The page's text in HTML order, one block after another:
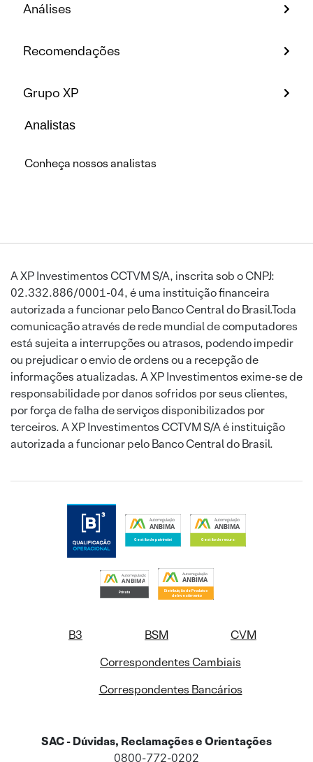
Análises
Recomendações
Grupo XP
Analistas
Conheça nossos analistas
A XP Investimentos CCTVM S/A, inscrita sob o CNPJ:
02.332.886/0001-04, é uma instituição financeira
autorizada a funcionar pelo Banco Central do Brasil.Toda
comunicação através de rede mundial de computadores
está sujeita a interrupções ou atrasos, podendo impedir
ou prejudicar o envio de ordens ou a recepção de
informações atualizadas. A XP Investimentos exime-se de
responsabilidade por danos sofridos por seus clientes,
por força de falha de serviços disponibilizados por
terceiros. A XP Investimentos CCTVM S/A é instituição
autorizada a funcionar pelo Banco Central do Brasil.
B3 BSM
CVM
Correspondentes Cambiais
Correspondentes Bancários
SAC - Dúvidas, Reclamações e Orientações
0800-772-0202